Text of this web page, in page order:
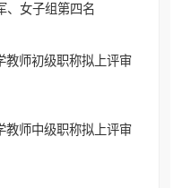
、女子组第四名
教师初级职称拟上评审
教师中级职称拟上评审